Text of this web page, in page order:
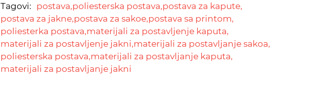
Tagovi: postava,poliesterska postava,postava za kapute,
postava za jakne,postava za sakoe,postava sa printom,
poliesterka postava,materijali za postavljenje kaputa,
materijali za postavljenje jakni,materijali za postavljanje sakoa,
poliesterska postava,materijali za postavljanje kaputa,
materijali za postavljanje jakni